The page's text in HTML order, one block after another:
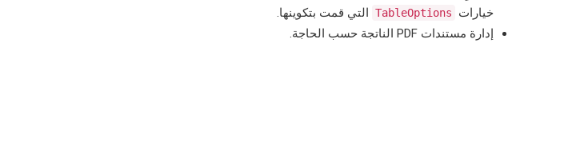
خيارات
TableOptions التي قمت بتكوينها.
إدارة مستندات PDF الناتجة حسب الحاجة.